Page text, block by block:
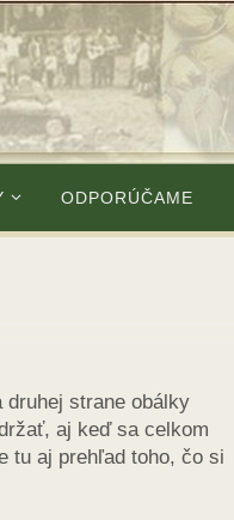
ODPORÚČAME
druhej strane obálky
aj keď sa celkom
tu aj prehľad toho, čo si